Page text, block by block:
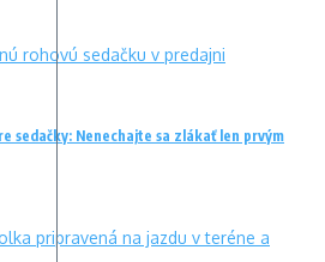
sedačky: Nenechajte sa zlákať len prvým